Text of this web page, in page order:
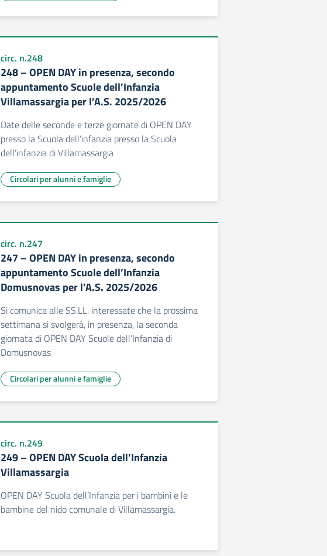
circ. n.248
248 – OPEN DAY in presenza, secondo
appuntamento Scuole dell’Infanzia
Villamassargia per l’A.S. 2025/2026
Date delle seconde e terze giornate di OPEN DAY
presso la Scuola dell’infanzia presso la Scuola
dell’infanzia di Villamassargia
Circolari per alunni e famiglie
circ. n.247
247 – OPEN DAY in presenza, secondo
appuntamento Scuole dell’Infanzia
Domusnovas per l’A.S. 2025/2026
Si comunica alle SS.LL. interessate che la prossima
settimana si svolgerà, in presenza, la seconda
giornata di OPEN DAY Scuole dell’Infanzia di
Domusnovas
Circolari per alunni e famiglie
circ. n.249
249 – OPEN DAY Scuola dell’Infanzia
Villamassargia
OPEN DAY Scuola dell’Infanzia per i bambini e le
bambine del nido comunale di Villamassargia.